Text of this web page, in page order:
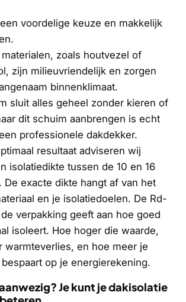
voordelige keuze en makkelijk
zoals houtvezel of
zijn milieuvriendelijk en zorgen
binnenklimaat.
sluit alles geheel zonder kieren of
dit schuim aanbrengen is echt
professionele dakdekker.
resultaat adviseren wij
isolatiedikte tussen de 10 en 16
De exacte dikte hangt af van het
en je isolatiedoelen. De Rd-
verpakking geeft aan hoe goed
isoleert. Hoe hoger die waarde,
warmteverlies, en hoe meer je
op je energierekening.
Je kunt je dakisolatie